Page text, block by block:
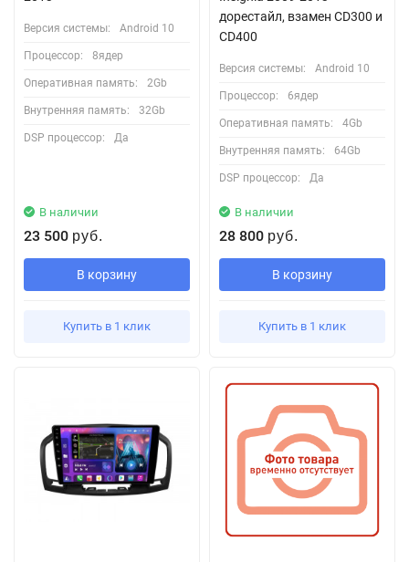
Версия системы: Android 10
Процессор: 8ядер
Оперативная память: 2Gb
Внутренняя память: 32Gb
DSP процессор: Да
В наличии
23 500 руб.
В корзину
Купить в 1 клик
дорестайл, взамен CD300 и
CD400
Версия системы: Android 10
Процессор: 6ядер
Оперативная память: 4Gb
Внутренняя память: 64Gb
DSP процессор: Да
В наличии
28 800 руб.
В корзину
Купить в 1 клик